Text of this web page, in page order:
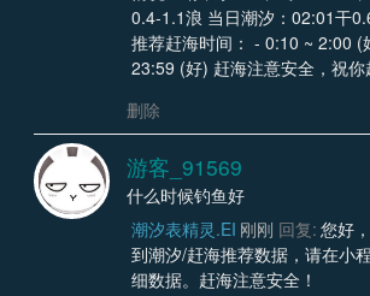
0.4-1.1浪 当日潮汐：02:01干
推荐赶海时间： - 0:10 ~ 2:00 (
23:59 (好) 赶海注意安全，祝你
删除
游客_91569
什么时候钓鱼好
潮汐表精灵.EI 刚刚 回复: 您好
到潮汐/赶海推荐数据，请在小
细数据。赶海注意安全！